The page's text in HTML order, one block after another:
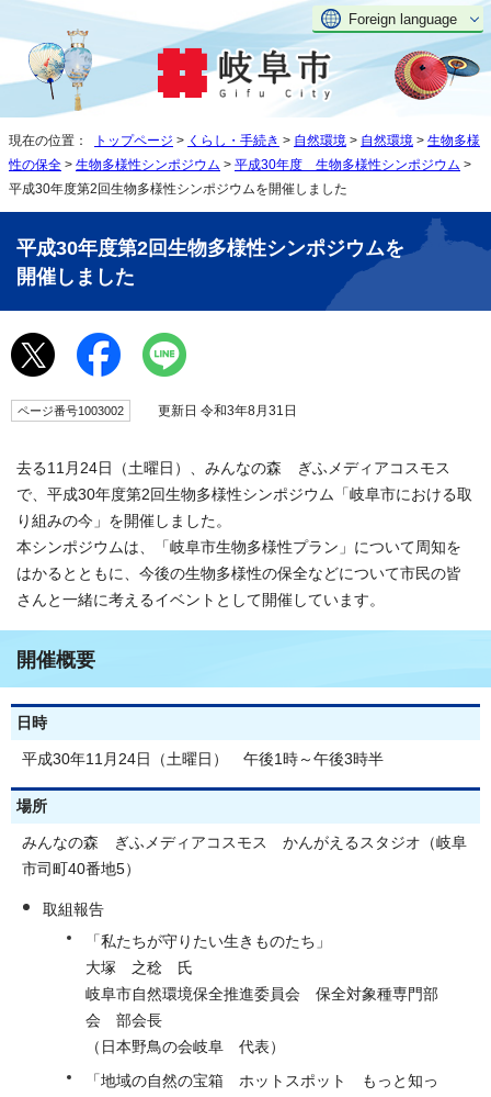
Foreign language
現在の位置： トップページ > くらし・手続き > 自然環境 > 自然環境 > 生物多様
性の保全 > 生物多様性シンポジウム > 平成30年度 生物多様性シンポジウム >
平成30年度第2回生物多様性シンポジウムを開催しました
平成30年度第2回生物多様性シンポジウムを
開催しました
ページ番号1003002 更新日 令和3年8月31日
去る11月24日（土曜日）、みんなの森 ぎふメディアコスモス
で、平成30年度第2回生物多様性シンポジウム「岐阜市における取
り組みの今」を開催しました。
本シンポジウムは、「岐阜市生物多様性プラン」について周知を
はかるとともに、今後の生物多様性の保全などについて市民の皆
さんと一緒に考えるイベントとして開催しています。
開催概要
日時
平成30年11月24日（土曜日） 午後1時～午後3時半
場所
みんなの森 ぎふメディアコスモス かんがえるスタジオ（岐阜
市司町40番地5）
取組報告
「私たちが守りたい生きものたち」
大塚 之稔 氏
岐阜市自然環境保全推進委員会 保全対象種専門部
会 部会長
（日本野鳥の会岐阜 代表）
「地域の自然の宝箱 ホットスポット もっと知っ